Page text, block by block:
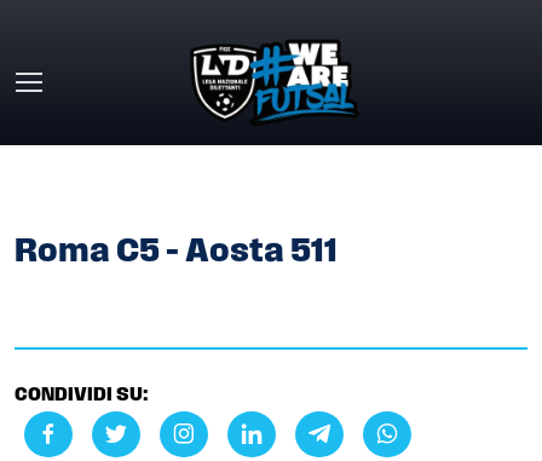
Roma C5 – Aosta 511
CONDIVIDI SU: